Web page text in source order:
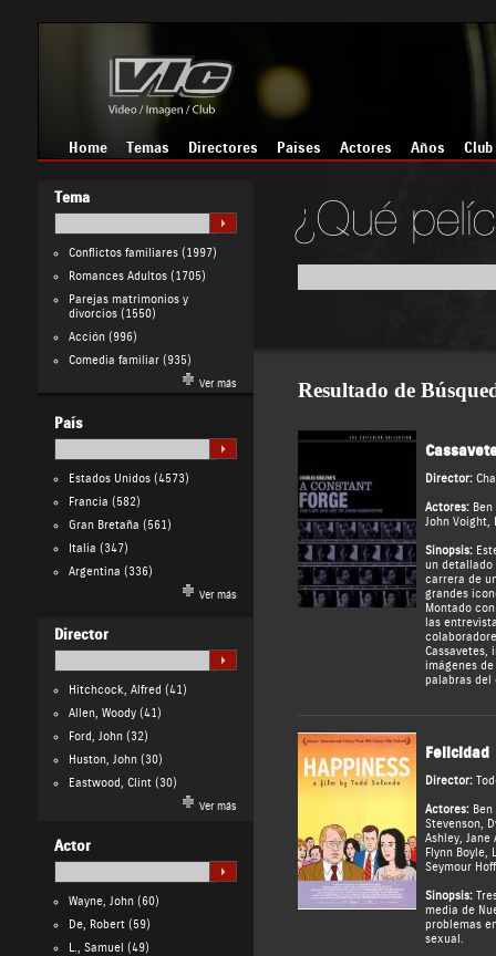
Home Temas Directores Países Actores Años Club
Tema
Conflictos familiares(1997)
Romances Adultos(1705)
Parejas matrimonios y
divorcios(1550)
Acción(996)
Comedia familiar(935)
Ver más
País
Estados Unidos(4573)
Francia (582)
Gran Bretaña (561)
Italia (347)
Argentina (336)
Ver más
Director
Hitchcock, Alfred (41)
Allen, Woody(41)
Ford, John(32)
Huston, John(30)
Eastwood, Clint(30)
Ver más
Actor
Wayne, John(60)
De, Robert(59)
L., Samuel (49)
Resultado de
Director:
Actores:
John Voight,
Sinopsis:
un detallado
carrera de
grandes
Montado
las
Cassavetes,
imágenes
palabras del
Felicidad
Director:
Actores:
Stevenson,
Ashley, Jane
Flynn Boyle,
Seymour
Sinopsis:
media de
problemas
sexual.